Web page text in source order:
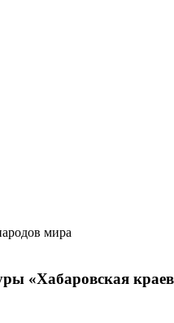
мира
«Хабаровская